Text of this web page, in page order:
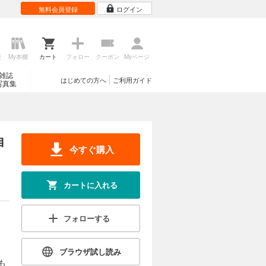
無料会員登録 ログイン
My本棚 カート フォロー クーポン Myページ
誌
真集
ご利用ガイド
はじめての方へ
今すぐ購入
カートに入れる
フォローする
ブラウザ試し読み